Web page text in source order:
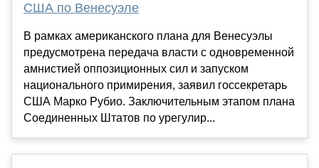
США по Венесуэле
В рамках американского плана для Венесуэлы
предусмотрена передача власти с одновременной
амнистией оппозиционных сил и запуском
национального примирения, заявил госсекретарь
США Марко Рубио. Заключительным этапом плана
Соединенных Штатов по урегулир...